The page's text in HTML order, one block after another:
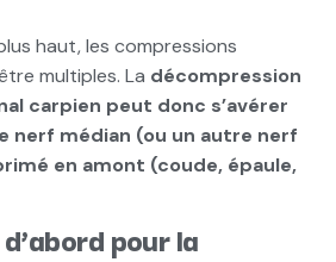
haut, les compressions
multiples. La décompression
carpien peut donc s’avérer
nerf médian (ou un autre nerf
en amont (coude, épaule,
pour la